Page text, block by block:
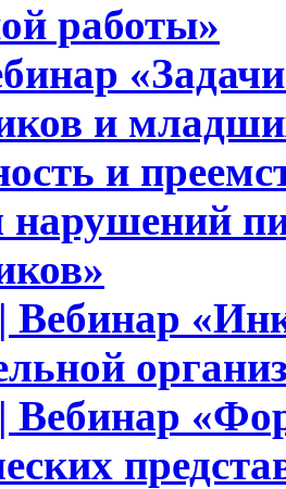
работы»
и
и
нарушений
Вебинар
Вебинар